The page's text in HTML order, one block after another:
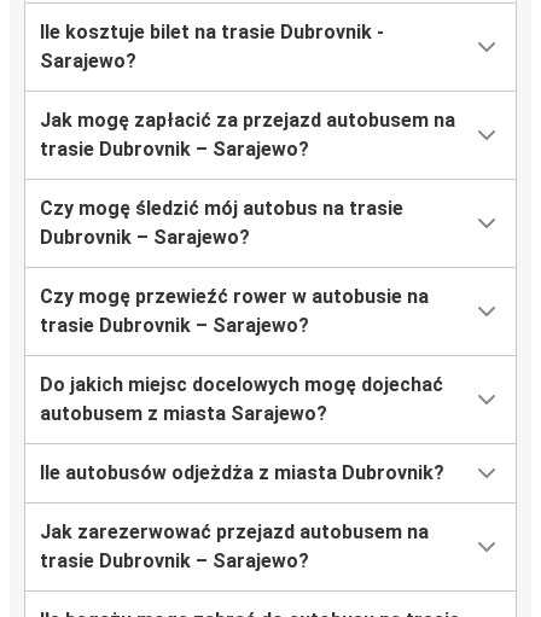
Ile kosztuje bilet na trasie Dubrovnik -
Sarajewo?
Jak mogę zapłacić za przejazd autobusem na
trasie Dubrovnik – Sarajewo?
Czy mogę śledzić mój autobus na trasie
Dubrovnik – Sarajewo?
Czy mogę przewieźć rower w autobusie na
trasie Dubrovnik – Sarajewo?
Do jakich miejsc docelowych mogę dojechać
autobusem z miasta Sarajewo?
Ile autobusów odjeżdża z miasta Dubrovnik?
Jak zarezerwować przejazd autobusem na
trasie Dubrovnik – Sarajewo?